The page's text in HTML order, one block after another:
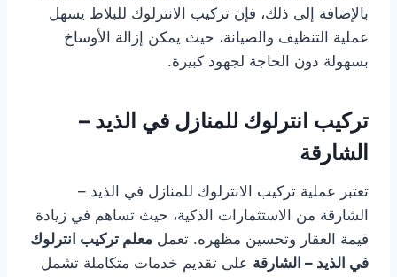
بالإضافة إلى ذلك، فإن تركيب الانترلوك للبلاط يسهل
عملية التنظيف والصيانة، حيث يمكن إزالة الأوساخ
بسهولة دون الحاجة لجهود كبيرة.
تركيب انترلوك للمنازل في الذيد –
الشارقة
تعتبر عملية تركيب الانترلوك للمنازل في الذيد –
الشارقة من الاستثمارات الذكية، حيث تساهم في زيادة
قيمة العقار وتحسين مظهره. تعمل معلم تركيب انترلوك
في الذيد – الشارقة على تقديم خدمات متكاملة تشمل